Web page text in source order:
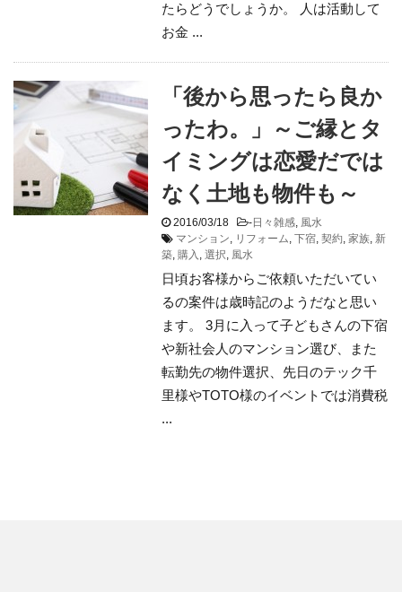
たらどうでしょうか。 人は活動して
お金 ...
「後から思ったら良か
ったわ。」～ご縁とタ
イミングは恋愛だでは
なく土地も物件も～
2016/03/18 -日々雑感, 風水
マンション, リフォーム, 下宿, 契約, 家族, 新
築, 購入 , 選択, 風水
日頃お客様からご依頼いただいてい
るの案件は歳時記のようだなと思い
ます。 3月に入って子どもさんの下宿
や新社会人のマンション選び、また
転勤先の物件選択、先日のテック千
里様やTOTO様のイベントでは消費税
...